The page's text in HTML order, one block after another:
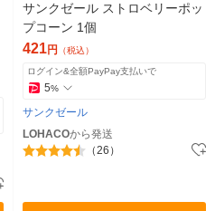
サンクゼール ストロベリーポッ
プコーン 1個
421円 （税込）
ログイン&全額PayPay支払いで
5%
サンクゼール
LOHACOから発送
（26）